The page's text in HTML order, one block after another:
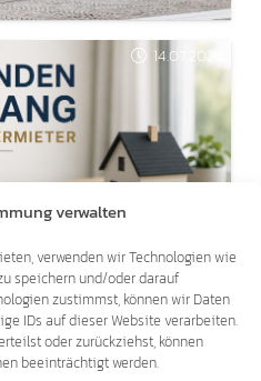
verwalten
verwenden wir Technologien wie
speichern und/oder darauf
zustimmst, können wir Daten
IDs auf dieser Website verarbeiten.
oder zurückziehst, können
beeinträchtigt werden.
14.07.2026
FÜR
14.07.2026